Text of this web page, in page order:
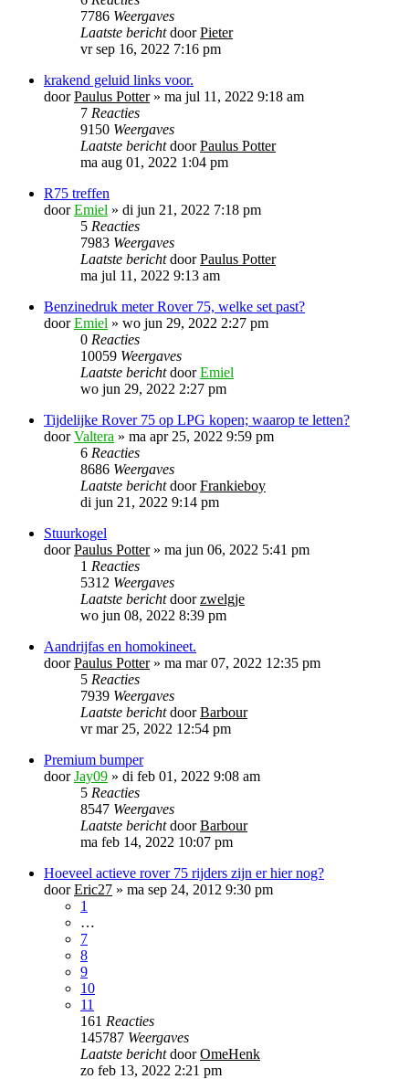
7786 Weergaves
Laatste berichtdoorPieter
vr sep 16, 2022 7:16 pm
krakend geluid links voor.
doorPaulus Potter» ma jul 11, 2022 9:18 am
7 Reacties
9150 Weergaves
Laatste berichtdoorPaulus Potter
ma aug 01, 2022 1:04 pm
R75 treffen
doorEmiel » di jun 21, 2022 7:18 pm
5 Reacties
7983 Weergaves
Laatste berichtdoorPaulus Potter
ma jul 11, 2022 9:13 am
Benzinedruk meter Rover 75, welke set past?
doorEmiel » wo jun 29, 2022 2:27 pm
0 Reacties
10059 Weergaves
Laatste berichtdoorEmiel
wo jun 29, 2022 2:27 pm
Tijdelijke Rover 75 op LPG kopen; waarop te letten?
doorValtera » ma apr 25, 2022 9:59 pm
6 Reacties
8686 Weergaves
Laatste berichtdoorFrankieboy
di jun 21, 2022 9:14 pm
Stuurkogel
doorPaulus Potter» ma jun 06, 2022 5:41 pm
1 Reacties
5312 Weergaves
Laatste berichtdoorzwelgje
wo jun 08, 2022 8:39 pm
Aandrijfas en homokineet.
doorPaulus Potter» ma mar 07, 2022 12:35 pm
5 Reacties
7939 Weergaves
Laatste berichtdoorBarbour
vr mar 25, 2022 12:54 pm
Premium bumper
doorJay09 » di feb 01, 2022 9:08 am
5 Reacties
8547 Weergaves
Laatste berichtdoorBarbour
ma feb 14, 2022 10:07 pm
Hoeveel actieve rover 75 rijders zijn er hier nog?
doorEric27 » ma sep 24, 2012 9:30 pm
1
…
7
8
9
10
11
161 Reacties
145787 Weergaves
Laatste berichtdoorOmeHenk
zo feb 13, 2022 2:21 pm